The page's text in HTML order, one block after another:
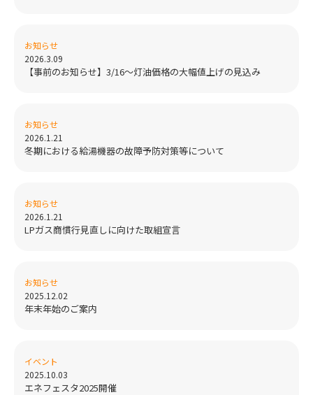
お知らせ
2026.3.09
【事前のお知らせ】3/16～灯油価格の大幅値上げの見込み
お知らせ
2026.1.21
冬期における給湯機器の故障予防対策等について
お知らせ
2026.1.21
LPガス商慣行見直しに向けた取組宣言
お知らせ
2025.12.02
年末年始のご案内
イベント
2025.10.03
エネフェスタ2025開催